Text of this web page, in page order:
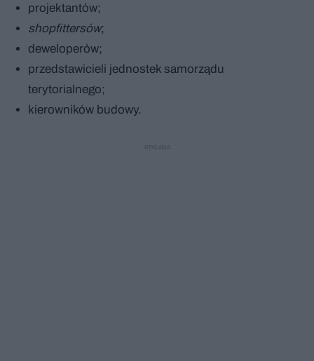
projektantów;
shopfittersów;
deweloperów;
przedstawicieli jednostek samorządu
terytorialnego;
kierowników budowy.